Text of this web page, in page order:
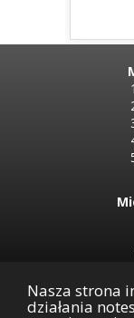
Nasza strona
działania
6647